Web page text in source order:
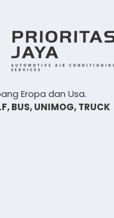
Eropa dan Usa.
BUS,UNIMOG, TRUCK